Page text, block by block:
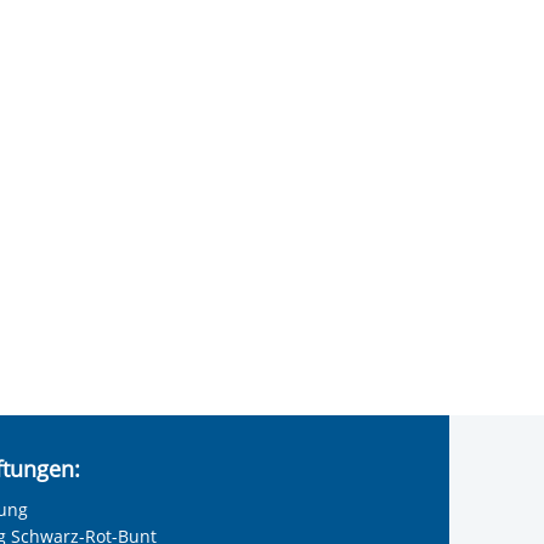
Schwarz-Rot-Bunt